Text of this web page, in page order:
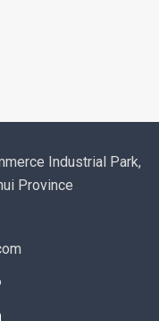
Industrial Park,
Province